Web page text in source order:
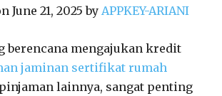
June 21, 2025 by APPKEY-ARIANI
berencana mengajukan kredit
jaminan sertifikat rumah
lainnya, sangat penting